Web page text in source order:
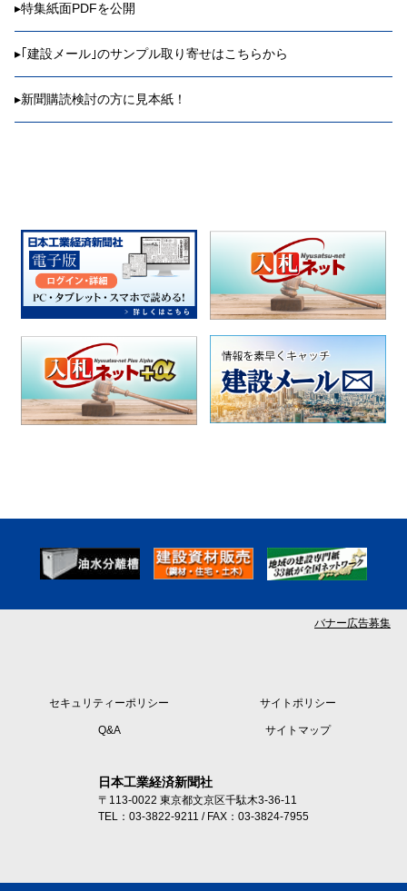
▸特集紙面PDFを公開
▸｢建設メール｣のサンプル取り寄せはこちらから
▸新聞購読検討の方に見本紙！
バナー広告募集
セキュリティーポリシー サイトポリシー
Q&A サイトマップ
日本工業経済新聞社
〒113-0022 東京都文京区千駄木3-36-11
TEL：03-3822-9211 / FAX：03-3824-7955